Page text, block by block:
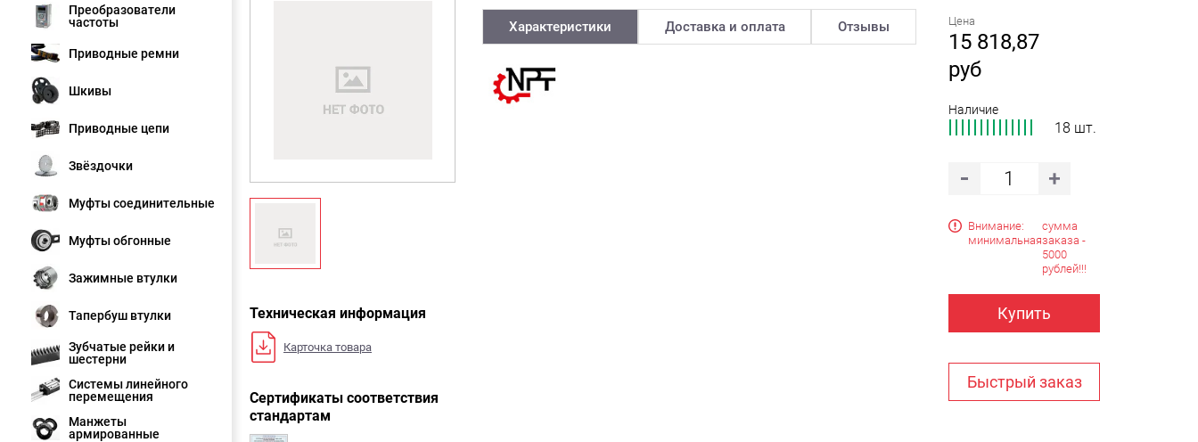
Преобразователи
частоты
Приводные ремни
Шкивы
Приводные цепи
Звёздочки
Муфты соединительные
Муфты обгонные
Зажимные втулки
Тапербуш втулки
Зубчатые рейки и
шестерни
Системы линейного
перемещения
Манжеты
армированные
Техническая информация
Карточка товара
Сертификаты соответствия
стандартам
Цена
15 818,87
руб
Наличие
18 шт.
Внимание:
минимальная
сумма
заказа -
5000
рублей!!!
Купить
Быстрый заказ
Характеристики Доставка и оплата Отзывы